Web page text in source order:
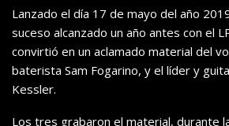
Lanzado el día 17 de mayo del año
suceso alcanzado un año antes con el
convirtió en un aclamado material del
baterista Sam Fogarino, y el líder y
Kessler.
Los tres grabaron el material, durante